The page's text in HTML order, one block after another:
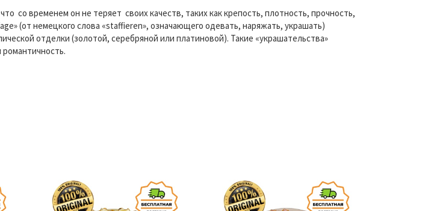
со временем он не теряет своих качеств, таких как крепость, плотность, прочность,
(от немецкого слова «staffieren», означающего одевать, наряжать, украшать)
отделки (золотой, серебряной или платиновой). Такие «украшательства»